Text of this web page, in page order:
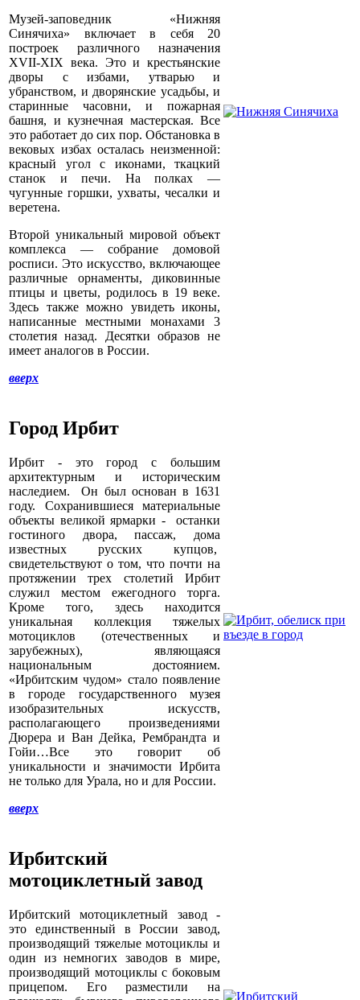
Музей-заповедник «Нижняя
Синячиха» включает в себя 20
построек различного назначения
XVII-XIX века. Это и крестьянские
дворы с избами, утварью и
убранством, и дворянские усадьбы, и
старинные часовни, и пожарная
башня, и кузнечная мастерская. Все
это работает до сих пор. Обстановка в
вековых избах осталась неизменной:
красный угол с иконами, ткацкий
станок и печи. На полках —
чугунные горшки, ухваты, чесалки и
веретена.
Второй уникальный мировой объект
комплекса — собрание домовой
росписи. Это искусство, включающее
различные орнаменты, диковинные
птицы и цветы, родилось в 19 веке.
Здесь также можно увидеть иконы,
написанные местными монахами 3
столетия назад. Десятки образов не
имеет аналогов в России.
вверх
Город Ирбит
Ирбит - это город с большим
архитектурным и историческим
наследием. Он был основан в 1631
году. Сохранившиеся материальные
объекты великой ярмарки - останки
гостиного двора, пассаж, дома
известных русских купцов,
свидетельствуют о том, что почти на
протяжении трех столетий Ирбит
служил местом ежегодного торга.
Кроме того, здесь находится
уникальная коллекция тяжелых
мотоциклов (отечественных и
зарубежных), являющаяся
национальным достоянием.
«Ирбитским чудом» стало появление
в городе государственного музея
изобразительных искусств,
располагающего произведениями
Дюрера и Ван Дейка, Рембрандта и
Гойи…Все это говорит об
уникальности и значимости Ирбита
не только для Урала, но и для России.
вверх
Ирбитский
мотоциклетный завод
Ирбитский мотоциклетный завод -
это единственный в России завод,
производящий тяжелые мотоциклы и
один из немногих заводов в мире,
производящий мотоциклы с боковым
прицепом. Его разместили на